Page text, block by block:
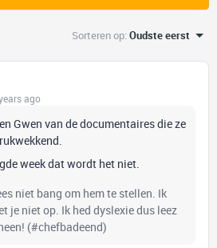
Sorteren op:Oudste eerst
ago
Gwen van de documentaires die ze
week dat wordt het niet.
niet bang om hem te stellen. Ik
je niet op. Ik hed dyslexie dus leez
(#chefbadeend)